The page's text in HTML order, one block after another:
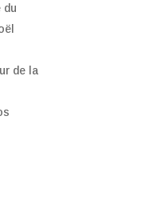
du
de la